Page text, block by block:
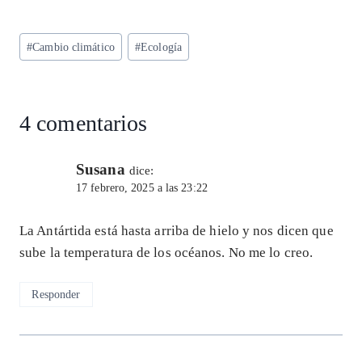
ts
A
p
eg
ra
eb
o
ke
dI
Etiquetas
de
#Cambio climático #Ecología
4 comentarios
Susana dice:
17 febrero, 2025 a las 23:22
La Antártida está hasta arriba de hielo y nos dicen que
sube la temperatura de los océanos. No me lo creo.
Responder